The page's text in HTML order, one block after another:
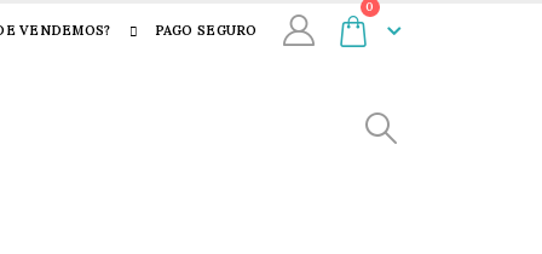
VENDEMOS? PAGO SEGURO
0